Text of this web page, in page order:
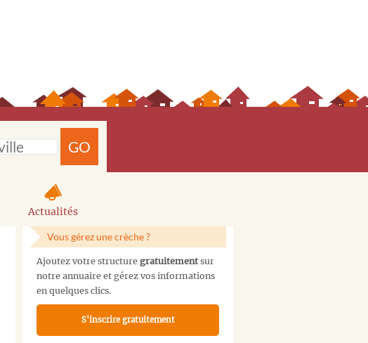
GO
Actualités
Vous gérez une crèche ?
Ajoutez votre structure gratuitementsur
notre annuaire et gérez vos informations
en quelques clics.
S'inscrire gratuitement